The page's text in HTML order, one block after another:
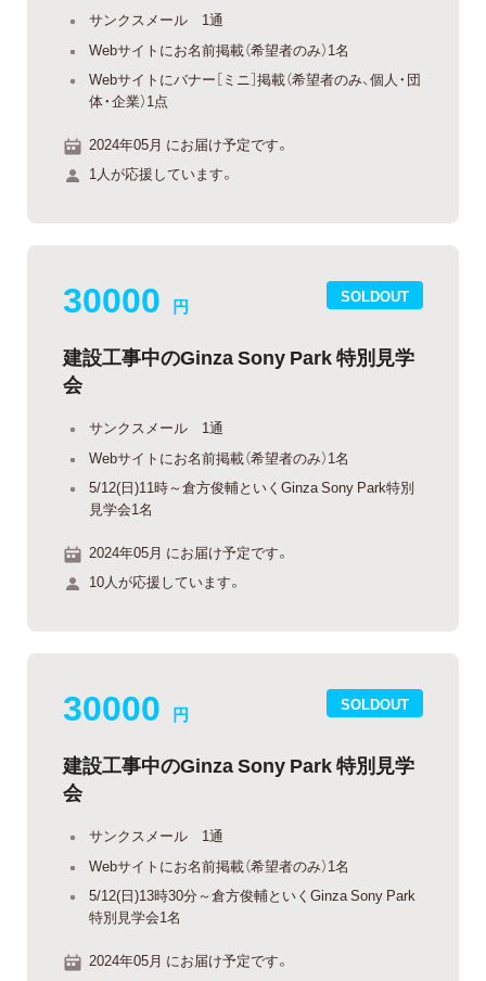
サンクスメール 1通
Webサイトにお名前掲載（希望者のみ）1名
Webサイトにバナー［ミニ］掲載（希望者のみ、個人・団
体・企業）1点
2024年05月 にお届け予定です。
1人が応援しています。
SOLDOUT
30000 円
建設工事中のGinza Sony Park 特別見学
会
サンクスメール 1通
Webサイトにお名前掲載（希望者のみ）1名
5/12(日)11時～倉方俊輔といくGinza Sony Park特別
見学会1名
2024年05月 にお届け予定です。
10人が応援しています。
SOLDOUT
30000 円
建設工事中のGinza Sony Park 特別見学
会
サンクスメール 1通
Webサイトにお名前掲載（希望者のみ）1名
5/12(日)13時30分～倉方俊輔といくGinza Sony Park
特別見学会1名
2024年05月 にお届け予定です。